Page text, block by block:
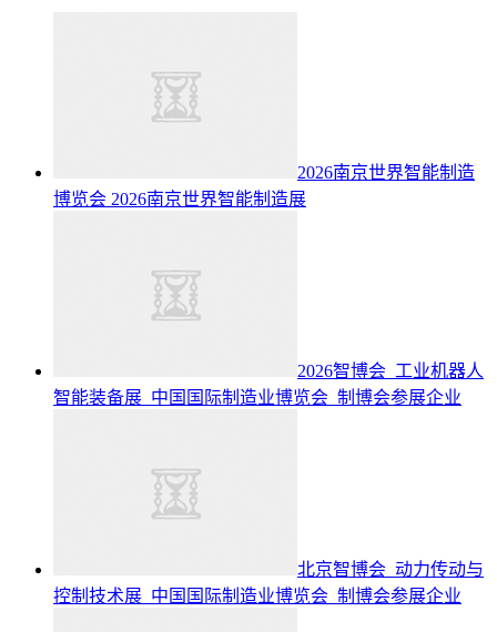
2026南京世界智能制造
博览会 2026南京世界智能制造展
2026智博会_工业机器人
智能装备展_中国国际制造业博览会_制博会参展企业
北京智博会_动力传动与
控制技术展_中国国际制造业博览会_制博会参展企业